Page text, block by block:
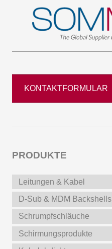
KONTAKTFORMULAR
PRODUKTE
Leitungen & Kabel
D-Sub & MDM Backshells
Schrumpfschläuche
Schirmungsprodukte